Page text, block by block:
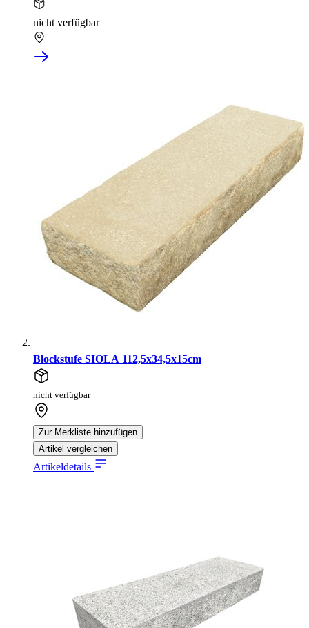
nicht verfügbar
Blockstufe SIOLA 112,5x34,5x15cm
nicht verfügbar
Zur Merkliste hinzufügen
Artikel vergleichen
Artikeldetails